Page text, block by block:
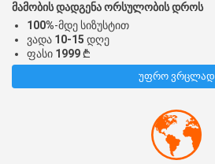
მამობის დადგენა ორსულობის დროს
100%-მდე სიზუსტით
ვადა 10-15 დღე
ფასი 1999₾
უფრო ვრცლად